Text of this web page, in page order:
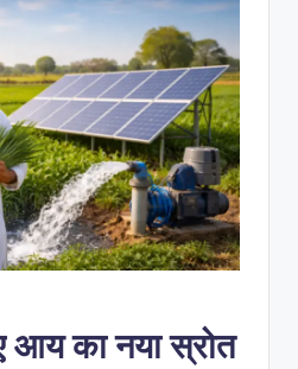
आय का नया स्रोत